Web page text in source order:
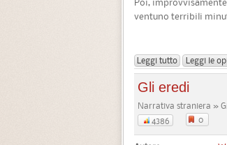
ventuno terribili
Leggi tutto Leggi le
Gli eredi
Narrativa straniera »
4386
0